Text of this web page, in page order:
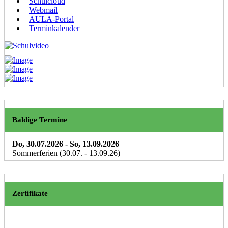
Webmail
AULA-Portal
Terminkalender
Baldige Termine
Do, 30.07.2026 - So, 13.09.2026
Sommerferien (30.07. - 13.09.26)
Zertifikate